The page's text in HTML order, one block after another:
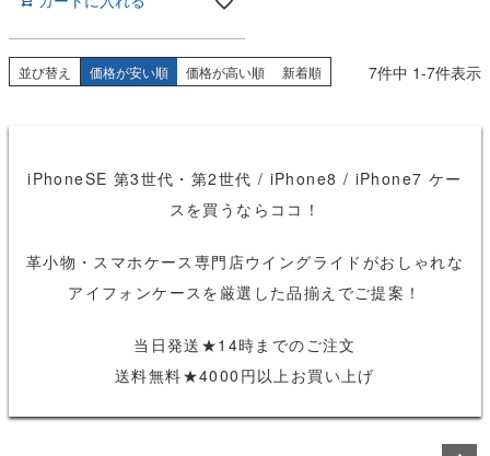
並び替え 価格が安い順 価格が高い順 新着順 7件中 1-7件表示
iPhoneSE 第3世代・第2世代 / iPhone8 / iPhone7 ケー
スを買うならココ！
革小物・スマホケース専門店ウイングライドがおしゃれな
アイフォンケースを厳選した品揃えでご提案！
当日発送★14時までのご注文
送料無料★4000円以上お買い上げ